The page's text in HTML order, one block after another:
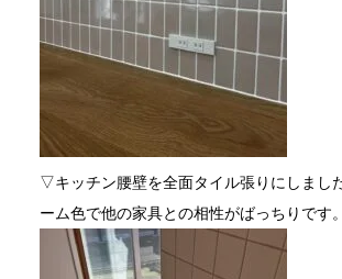
▽キッチン腰壁を全面タイル張りにしまし
ーム色で他の家具との相性がばっちりです。